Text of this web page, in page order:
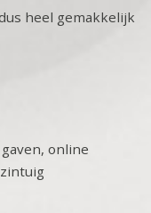
heel gemakkelijk
online